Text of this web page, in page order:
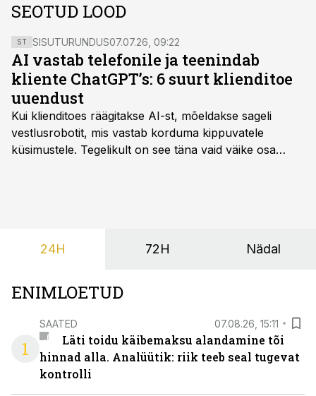
SEOTUD LOOD
ST SISUTURUNDUS07.07.26, 09:22
AI vastab telefonile ja teenindab
kliente ChatGPT’s: 6 suurt klienditoe
uuendust
Kui klienditoes räägitakse AI-st, mõeldakse sageli
vestlusrobotit, mis vastab korduma kippuvatele
küsimustele. Tegelikult on see täna vaid väike osa
24H 72H Nädal
ENIMLOETUD
1
SAATED 07.08.26, 15:11
Läti toidu käibemaksu alandamine tõi
hinnad alla. Analüütik: riik teeb seal tugevat
kontrolli